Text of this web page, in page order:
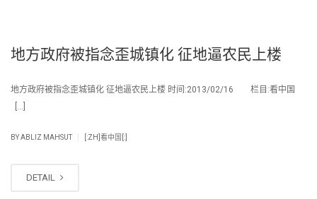
地方政府被指念歪城镇化 征地逼农民上楼
地方政府被指念歪城镇化 征地逼农民上楼 时间:2013/02/16 栏目:看中国
[…]
BYABLIZ MAHSUT [:ZH]看中国[:]
DETAIL